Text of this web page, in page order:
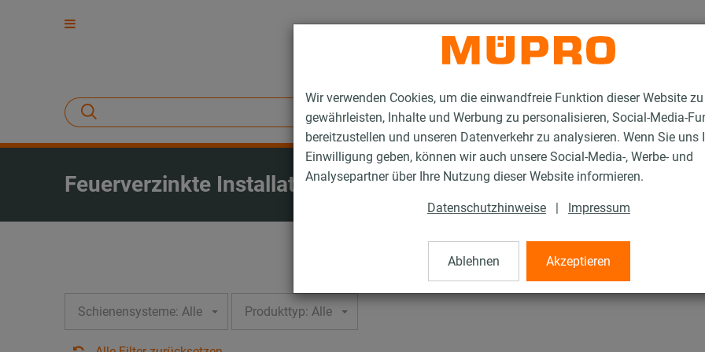
Wir verwenden Cookies, um die einwandfreie Funktion dieser Website zu
gewährleisten, Inhalte und Werbung zu personalisieren, Social-Media-
bereitzustellen und unseren Datenverkehr zu analysieren. Wenn Sie uns
Einwilligung geben, können wir auch unsere Social-Media-, Werbe- und
Analysepartner über Ihre Nutzung dieser Website informieren.
Datenschutzhinweise | Impressum
Ablehnen Akzeptieren
Feuerverzinkte Installationsschienen
Schienensysteme: Alle Produkttyp: Alle